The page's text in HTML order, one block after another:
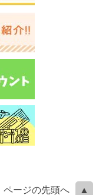
ページの先頭へ